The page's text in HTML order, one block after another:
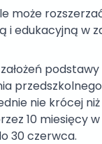
może
i edukacyjną w
nie krócej
10 miesięcy w
30 czerwca.